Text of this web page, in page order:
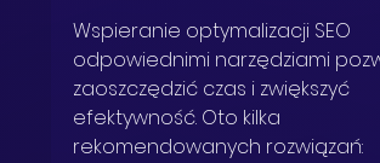
Wspieranie optymalizacji SEO
odpowiednimi narzędziami
zaoszczędzić czas i zwiększyć
efektywność. Oto kilka
rekomendowanych rozwiązań: